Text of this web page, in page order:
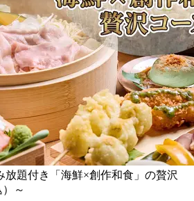
放題付き「海鮮×創作和食」の贅沢
～